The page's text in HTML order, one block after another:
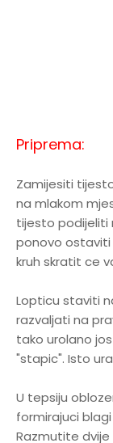
Priprema:
Zamijesiti
na mlakom
tijesto podijeliti
ponovo ostaviti
kruh skratit ce
Lopticu staviti
razvaljati na
tako urolano
"stapic". Isto
U tepsiju
formirajuci
Razmutite dvije